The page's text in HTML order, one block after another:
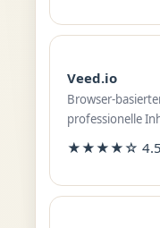
Veed.io
Browser-
professionelle
★★★★☆